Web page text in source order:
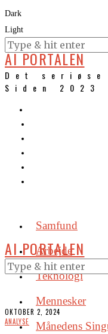
Dark
Light
KURSER
AI PORTALEN
Det seriøse
Siden 2023
Samfund
Arbejde
Teknologi
Mennesker
Månedens
AI PORTALEN
OKTOBER 2, 2024
ANALYSE